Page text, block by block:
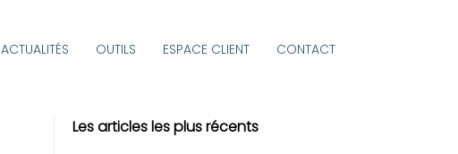
ACTUALITÉS OUTILS ESPACE CLIENT CONTACT
Les articles les plus récents